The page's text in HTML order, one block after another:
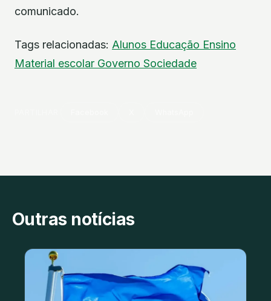
comunicado.
Tags relacionadas: Alunos Educação Ensino
Material escolar Governo Sociedade
Outras notícias